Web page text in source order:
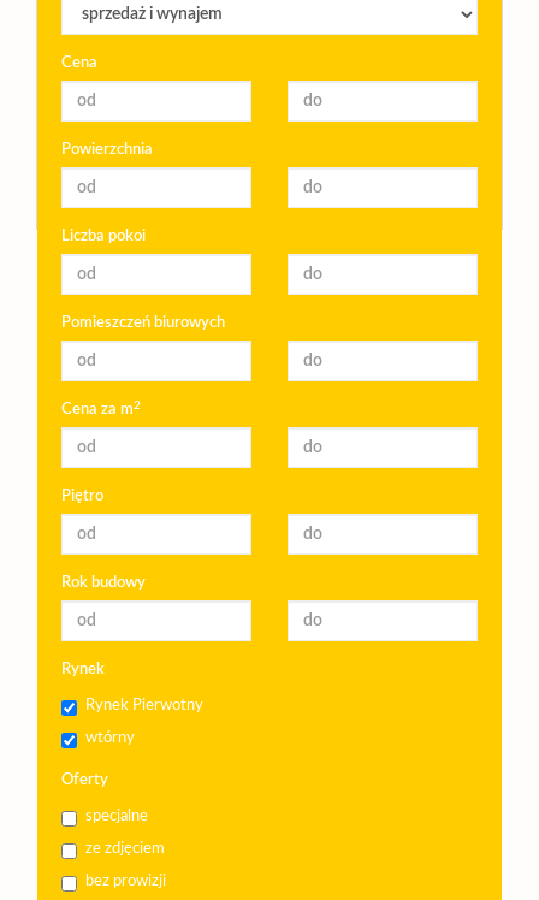
Cena
Powierzchnia
Liczba pokoi
Pomieszczeń biurowych
Cena za m2
Piętro
Rok budowy
Rynek
Rynek Pierwotny
wtórny
Oferty
specjalne
ze zdjęciem
bez prowizji